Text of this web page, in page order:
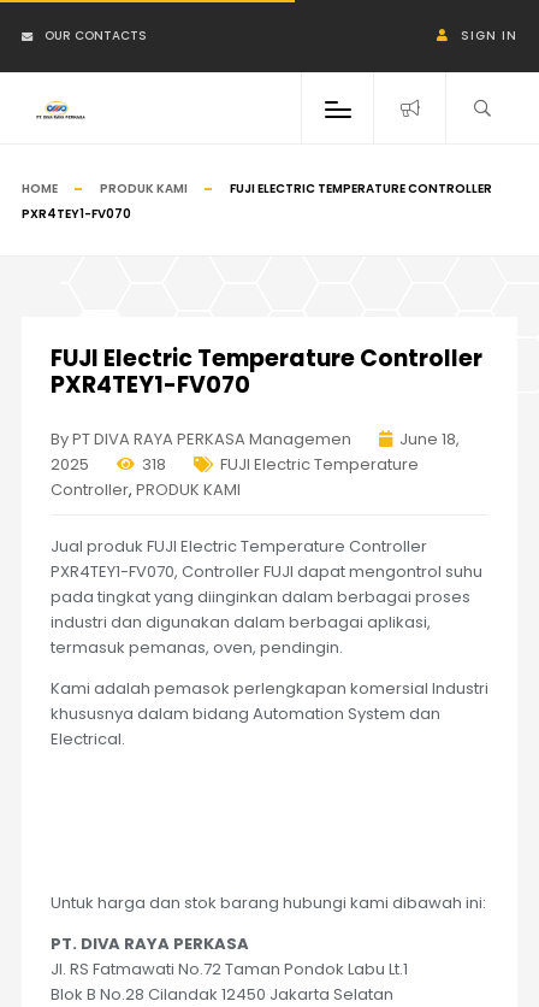
OUR CONTACTS SIGN IN
HOME PRODUK KAMI
FUJI ELECTRIC TEMPERATURE CONTROLLER
PXR4TEY1-FV070
FUJI Electric Temperature Controller
PXR4TEY1-FV070
By PT DIVA RAYA PERKASA Managemen
June 18,
2025
318
FUJI Electric Temperature
Controller, PRODUK KAMI
Jual produk FUJI Electric Temperature Controller
PXR4TEY1-FV070, Controller FUJI dapat mengontrol suhu
pada tingkat yang diinginkan dalam berbagai proses
industri dan digunakan dalam berbagai aplikasi,
termasuk pemanas, oven, pendingin.
Kami adalah pemasok perlengkapan komersial Industri
khususnya dalam bidang Automation System dan
Electrical.
Untuk harga dan stok barang hubungi kami dibawah ini:
PT. DIVA RAYA PERKASA
Jl. RS Fatmawati No.72 Taman Pondok Labu Lt.1
Blok B No.28 Cilandak 12450 Jakarta Selatan